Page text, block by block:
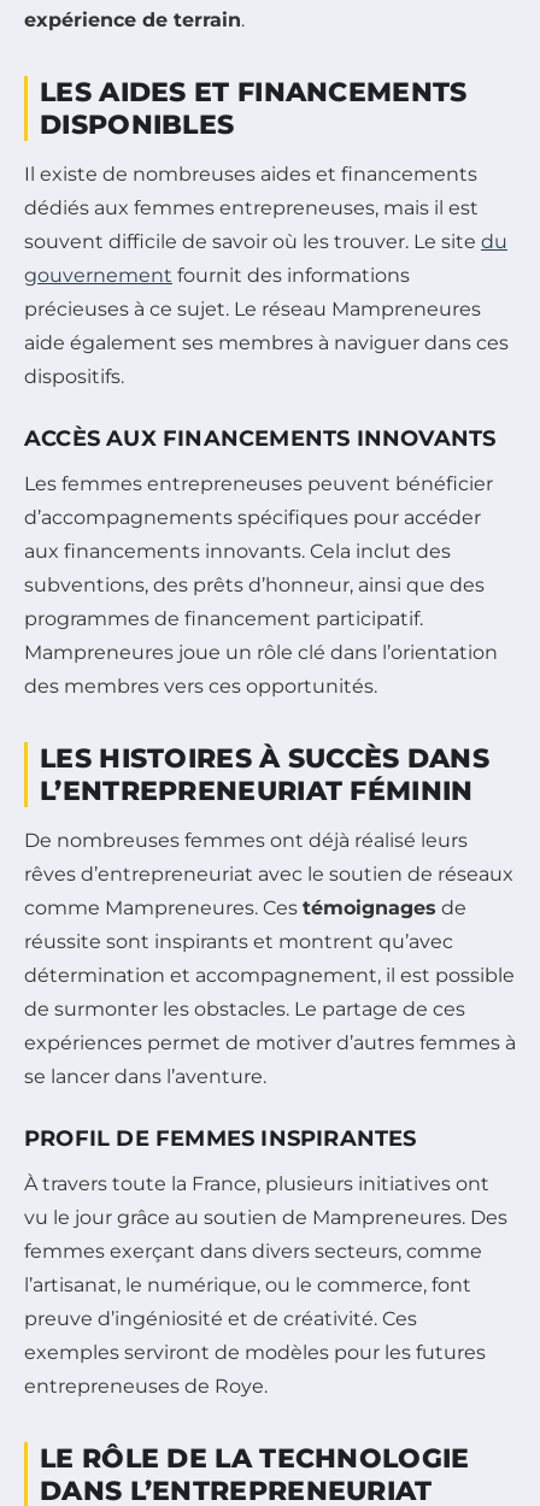
expérience de terrain.
LES AIDES ET FINANCEMENTS
DISPONIBLES
Il existe de nombreuses aides et financements
dédiés aux femmes entrepreneuses, mais il est
souvent difficile de savoir où les trouver. Le site du
gouvernement fournit des informations
précieuses à ce sujet. Le réseau Mampreneures
aide également ses membres à naviguer dans ces
dispositifs.
ACCÈS AUX FINANCEMENTS INNOVANTS
Les femmes entrepreneuses peuvent bénéficier
d’accompagnements spécifiques pour accéder
aux financements innovants. Cela inclut des
subventions, des prêts d’honneur, ainsi que des
programmes de financement participatif.
Mampreneures joue un rôle clé dans l’orientation
des membres vers ces opportunités.
LES HISTOIRES À SUCCÈS DANS
L’ENTREPRENEURIAT FÉMININ
De nombreuses femmes ont déjà réalisé leurs
rêves d’entrepreneuriat avec le soutien de réseaux
comme Mampreneures. Ces témoignages de
réussite sont inspirants et montrent qu’avec
détermination et accompagnement, il est possible
de surmonter les obstacles. Le partage de ces
expériences permet de motiver d’autres femmes à
se lancer dans l’aventure.
PROFIL DE FEMMES INSPIRANTES
À travers toute la France, plusieurs initiatives ont
vu le jour grâce au soutien de Mampreneures. Des
femmes exerçant dans divers secteurs, comme
l’artisanat, le numérique, ou le commerce, font
preuve d’ingéniosité et de créativité. Ces
exemples serviront de modèles pour les futures
entrepreneuses de Roye.
LE RÔLE DE LA TECHNOLOGIE
DANS L’ENTREPRENEURIAT